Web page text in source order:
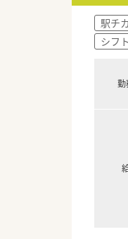
駅チカ
シフ
勤